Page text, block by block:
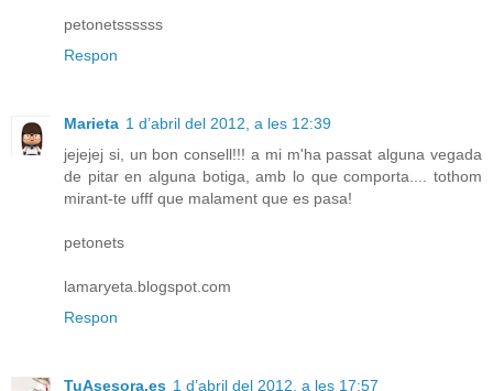
petonetssssss
Respon
Marieta 1 d’abril del 2012, a les 12:39
jejejej si, un bon consell!!! a mi m'ha passat alguna vegada
de pitar en alguna botiga, amb lo que comporta.... tothom
mirant-te ufff que malament que es pasa!
petonets
lamaryeta.blogspot.com
Respon
TuAsesora.es 1 d’abril del 2012, a les 17:57